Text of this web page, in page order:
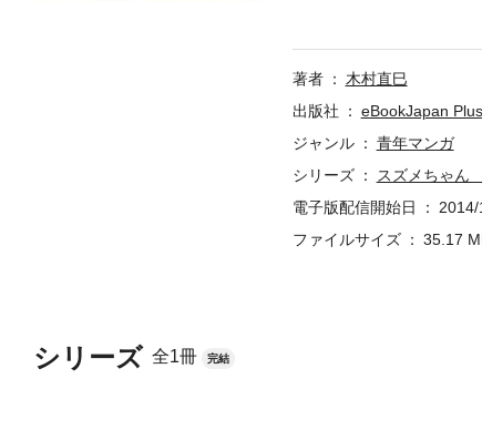
シリーズ 全1冊 完結
かな心の安息を得るが……
著者
木村直巳
出版社
eBookJapan Plus
ジャンル
青年マンガ
シリーズ
スズメちゃん
電子版配信開始日
ファイルサイズ
35.17